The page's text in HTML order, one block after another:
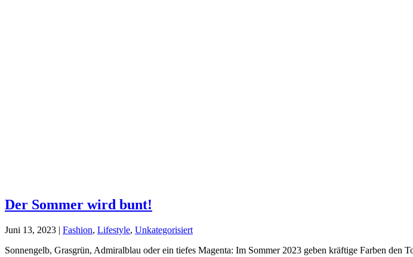
Der Sommer wird bunt!
Juni 13, 2023 | Fashion, Lifestyle, Unkategorisiert
Sonnengelb, Grasgrün, Admiralblau oder ein tiefes Magenta: Im Sommer 2023 geben kräftige Farben